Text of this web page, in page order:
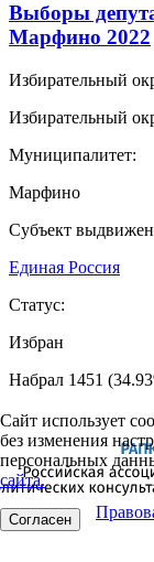
Выборы
Марфино 2022
Избирательный
Избирательный
Муниципалитет:
Марфино
Субъект
Единая Россия
Статус:
Избран
Набрал 1451
Сайт использует
без изменения
персональных
сайта.
Согласен